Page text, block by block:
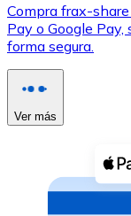
XRP
XRP
Ver todo
Compra
Compra frax-
Pay o Google
forma segura.
Ver más